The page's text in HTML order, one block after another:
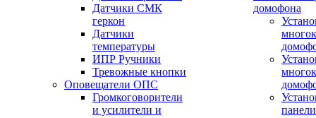
Датчики СМК
геркон
Датчики
температуры
ИПР Ручники
Тревожные кнопки
Оповещатели ОПС
Громкоговорители
и усилители и
домофона
панели